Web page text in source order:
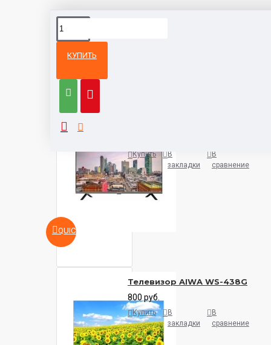
КУПИТЬ
категории
QUICKVIEW
Купить
В
закладки
В
сравнение
Телевизор AIWA WS-438G
800 руб.
Купить
В
закладки
В
сравнение